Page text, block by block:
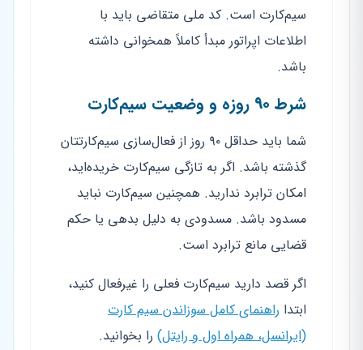
سیم‌کارت است. کد ملی متقاضی باید با
اطلاعات اپراتور مبدأ کاملاً همخوانی داشته
باشد.
شرط ۹۰ روزه و وضعیت سیم‌کارت
شما باید حداقل ۹۰ روز از فعال‌سازی سیم‌کارتتان
گذشته باشد. اگر به تازگی سیم‌کارت خریده‌اید،
امکان ترابرد ندارید. همچنین سیم‌کارت نباید
مسدود باشد. مسدودی به دلیل بدهی یا حکم
قضایی مانع ترابرد است.
اگر قصد دارید سیم‌کارت فعلی را غیرفعال کنید،
ابتدا راهنمای کامل سوزاندن سیم کارت
(ایرانسل، همراه اول و رایتل) را بخوانید.